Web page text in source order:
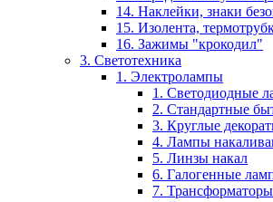
14. Наклейки, знаки
15. Изолента,
16. Зажимы "крокодил"
3. Светотехника
1. Электролампы
1. Светодиодные
2. Стандартные
3. Круглые
4. Лампы
5. Линзы накал
6. Галогенные
7.